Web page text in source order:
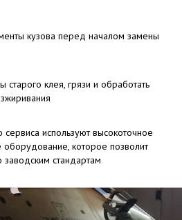
кузова перед началом замены
старого клея, грязи и обработать
используют высокоточное
которое позволит
заводским стандартам